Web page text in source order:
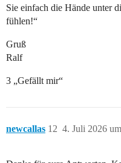
Sie einfach die Hände unter
fühlen!“
Gruß
Ralf
3 „Gefällt mir“
newcallas 4. Juli 2026
12